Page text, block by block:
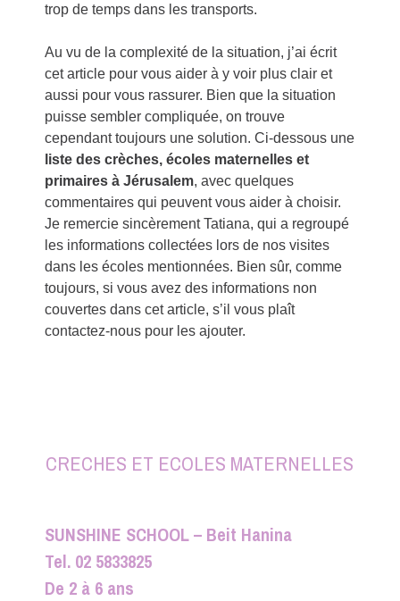
trop de temps dans les transports.
Au vu de la complexité de la situation, j’ai écrit
cet article pour vous aider à y voir plus clair et
aussi pour vous rassurer. Bien que la situation
puisse sembler compliquée, on trouve
cependant toujours une solution. Ci-dessous une
liste des crèches, écoles maternelles et
primaires à Jérusalem, avec quelques
commentaires qui peuvent vous aider à choisir.
Je remercie sincèrement Tatiana, qui a regroupé
les informations collectées lors de nos visites
dans les écoles mentionnées. Bien sûr, comme
toujours, si vous avez des informations non
couvertes dans cet article, s’il vous plaît
contactez-nous pour les ajouter.
CRECHES ET ECOLES MATERNELLES
SUNSHINE SCHOOL – Beit Hanina
Tel. 02 5833825
De 2 à 6 ans